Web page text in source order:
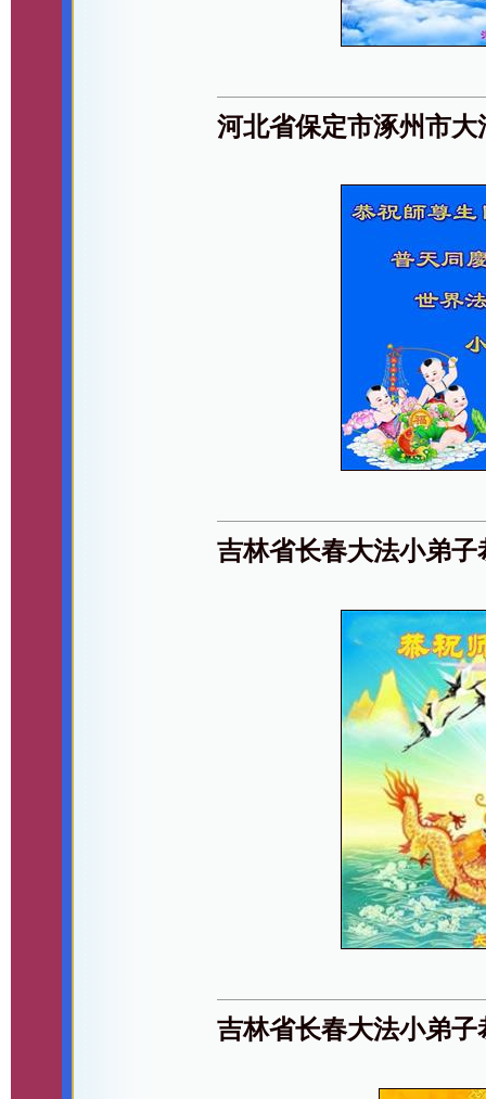
河北省保定市涿州市
吉林省长春大法小弟
吉林省长春大法小弟